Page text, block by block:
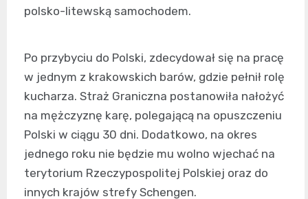
polsko-litewską samochodem.
Po przybyciu do Polski, zdecydował się na pracę
w jednym z krakowskich barów, gdzie pełnił rolę
kucharza. Straż Graniczna postanowiła nałożyć
na mężczyznę karę, polegającą na opuszczeniu
Polski w ciągu 30 dni. Dodatkowo, na okres
jednego roku nie będzie mu wolno wjechać na
terytorium Rzeczypospolitej Polskiej oraz do
innych krajów strefy Schengen.